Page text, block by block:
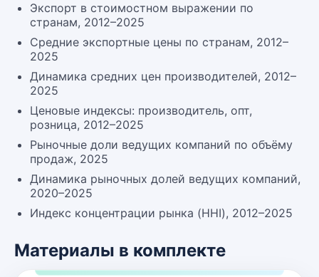
Экспорт в стоимостном выражении по
странам, 2012–2025
Средние экспортные цены по странам, 2012–
2025
Динамика средних цен производителей, 2012–
2025
Ценовые индексы: производитель, опт,
розница, 2012–2025
Рыночные доли ведущих компаний по объёму
продаж, 2025
Динамика рыночных долей ведущих компаний,
2020–2025
Индекс концентрации рынка (HHI), 2012–2025
Материалы в комплекте